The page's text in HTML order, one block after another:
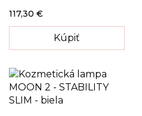
117,30 €
Kúpiť